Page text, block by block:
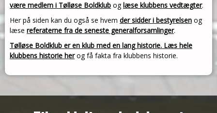
være medlem i Tølløse Boldklub oglæse klubbens vedtægter.
Her på siden kan du også se hvem der sidder i bestyrelsen og
læse referaterne fra de seneste generalforsamlinger.
Tølløse Boldklub er en klub med en lang historie. Læs hele
klubbens historie herog få fakta fra klubbens historie.